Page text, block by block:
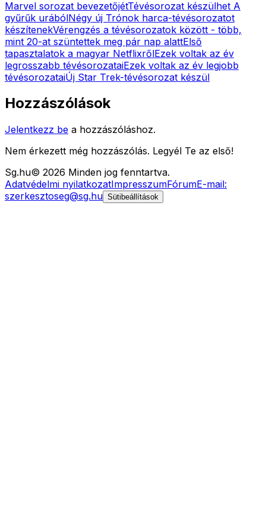
Marvel sorozat bevezetőjétTévésorozat készülhet A
gyűrűk urábólNégy új Trónok harca-tévésorozatot
készítenekVérengzés a tévésorozatok között - több,
mint 20-at szüntettek meg pár nap alattElső
tapasztalatok a magyar NetflixrőlEzek voltak az év
legrosszabb tévésorozataiEzek voltak az év legjobb
tévésorozataiÚj Star Trek-tévésorozat készül
Hozzászólások
Jelentkezz be a hozzászóláshoz.
Nem érkezett még hozzászólás. Legyél Te az első!
Sg.hu© 2026 Minden jog fenntartva.
Adatvédelmi nyilatkozatImpresszumFórumE-mail:
szerkesztoseg@sg.hu Sütibeállítások